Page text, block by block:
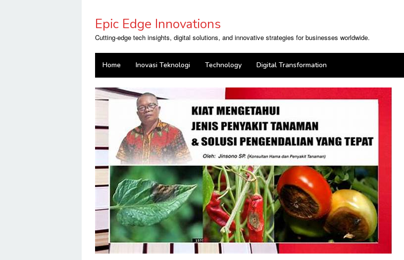
contentEpic Edge Innovations
Cutting-edge tech insights, digital solutions, and innovative strategies for businesses worldwide.
Home Inovasi Teknologi Technology Digital Transformation